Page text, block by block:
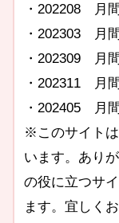
・202208 月
・202303 月
・202309 月
・202311 月
・202405 月
※このサイト
います。あり
の役に立つサ
ます。宜しく